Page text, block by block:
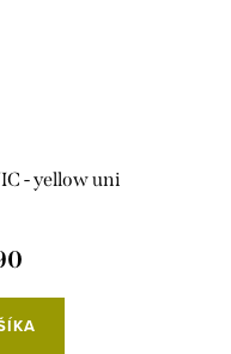
- yellow uni